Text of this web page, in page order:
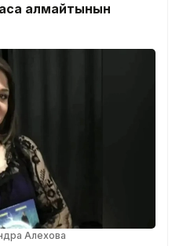
алмайтынын
Алехова